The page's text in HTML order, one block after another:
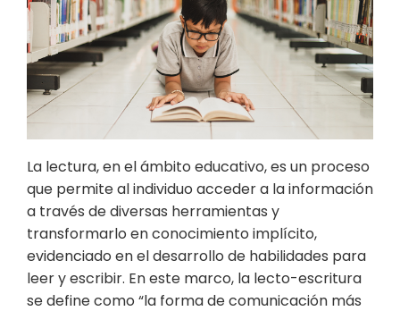
La lectura, en el ámbito educativo, es un proceso
que permite al individuo acceder a la información
a través de diversas herramientas y
transformarlo en conocimiento implícito,
evidenciado en el desarrollo de habilidades para
leer y escribir. En este marco, la lecto-escritura
se define como “la forma de comunicación más